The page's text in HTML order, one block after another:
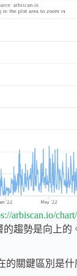
arbiscan.io/chart/
趨勢是向上的
的關鍵區別是什